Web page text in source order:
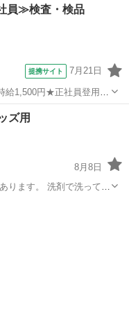
員≫検査・検品
提携サイト 7月21日
給1,500円★正社員登用制
！無料駐車場あり！《三
ズ用
8月8日
ります。 洗剤で洗ってあ